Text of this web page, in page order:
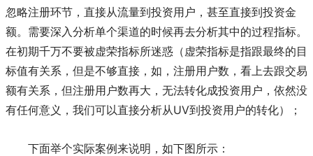
忽略注册环节，直接从流量到投资用户，甚至直接到投资金
额。需要深入分析单个渠道的时候再去分析其中的过程指标。
在初期千万不要被虚荣指标所迷惑（虚荣指标是指跟最终的目
标值有关系，但是不够直接，如，注册用户数，看上去跟交易
额有关系，但注册用户数再大，无法转化成投资用户，依然没
有任何意义，我们可以直接分析从UV到投资用户的转化）；
下面举个实际案例来说明，如下图所示：